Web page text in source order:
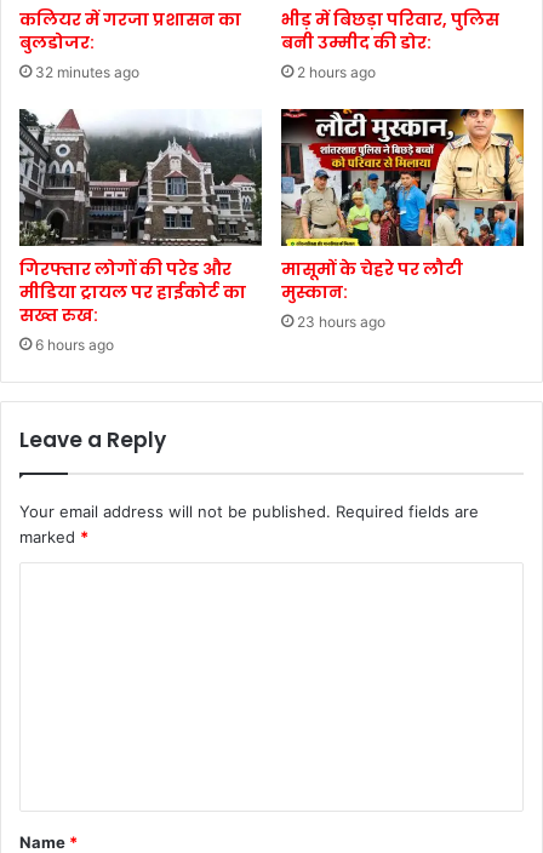
कलियर में गरजा प्रशासन का
बुलडोजर:
32 minutes ago
भीड़ में बिछड़ा परिवार, पुलिस
बनी उम्मीद की डोर:
2 hours ago
गिरफ्तार लोगों की परेड और
मीडिया ट्रायल पर हाईकोर्ट का
सख्त रुख:
6 hours ago
मासूमों के चेहरे पर लौटी
मुस्कान:
23 hours ago
Leave a Reply
Your email address will not be published. Required fields are
marked *
*
Name *